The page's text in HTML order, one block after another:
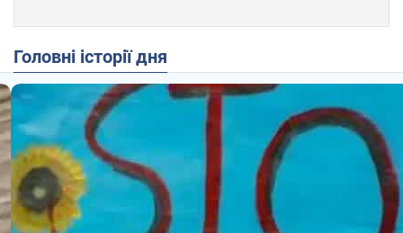
Головні історії дня